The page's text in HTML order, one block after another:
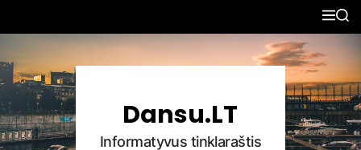
p
t
o
c
M
U
S
C
H
Dansu.LT
Informatyvus tinklaraštis